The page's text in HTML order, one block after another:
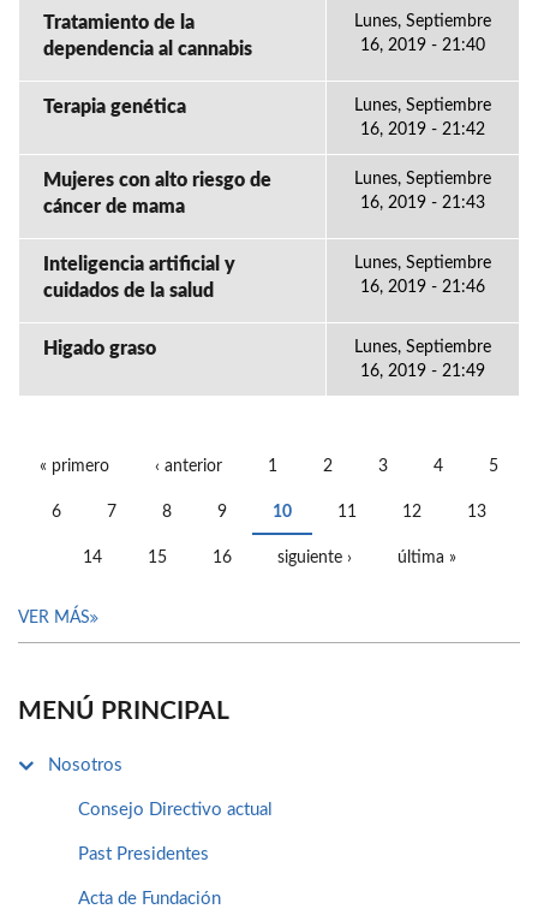
Tratamiento de la
dependencia al cannabis
Lunes, Septiembre
16, 2019 - 21:40
Terapia genética
Lunes, Septiembre
16, 2019 - 21:42
Mujeres con alto riesgo de
cáncer de mama
Lunes, Septiembre
16, 2019 - 21:43
Inteligencia artificial y
cuidados de la salud
Lunes, Septiembre
16, 2019 - 21:46
Higado graso
Lunes, Septiembre
16, 2019 - 21:49
« primero ‹ anterior 1 2 3 4 5
6 7 8 9 10 11 12 13
14 15 16 siguiente › última »
VER MÁS
MENÚ PRINCIPAL
Nosotros
Consejo Directivo actual
Past Presidentes
Acta de Fundación